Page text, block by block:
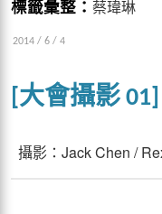
標籤彙整： 蔡瑋琳
2014 / 6 / 4
[大會攝影
攝影：Jack Chen /